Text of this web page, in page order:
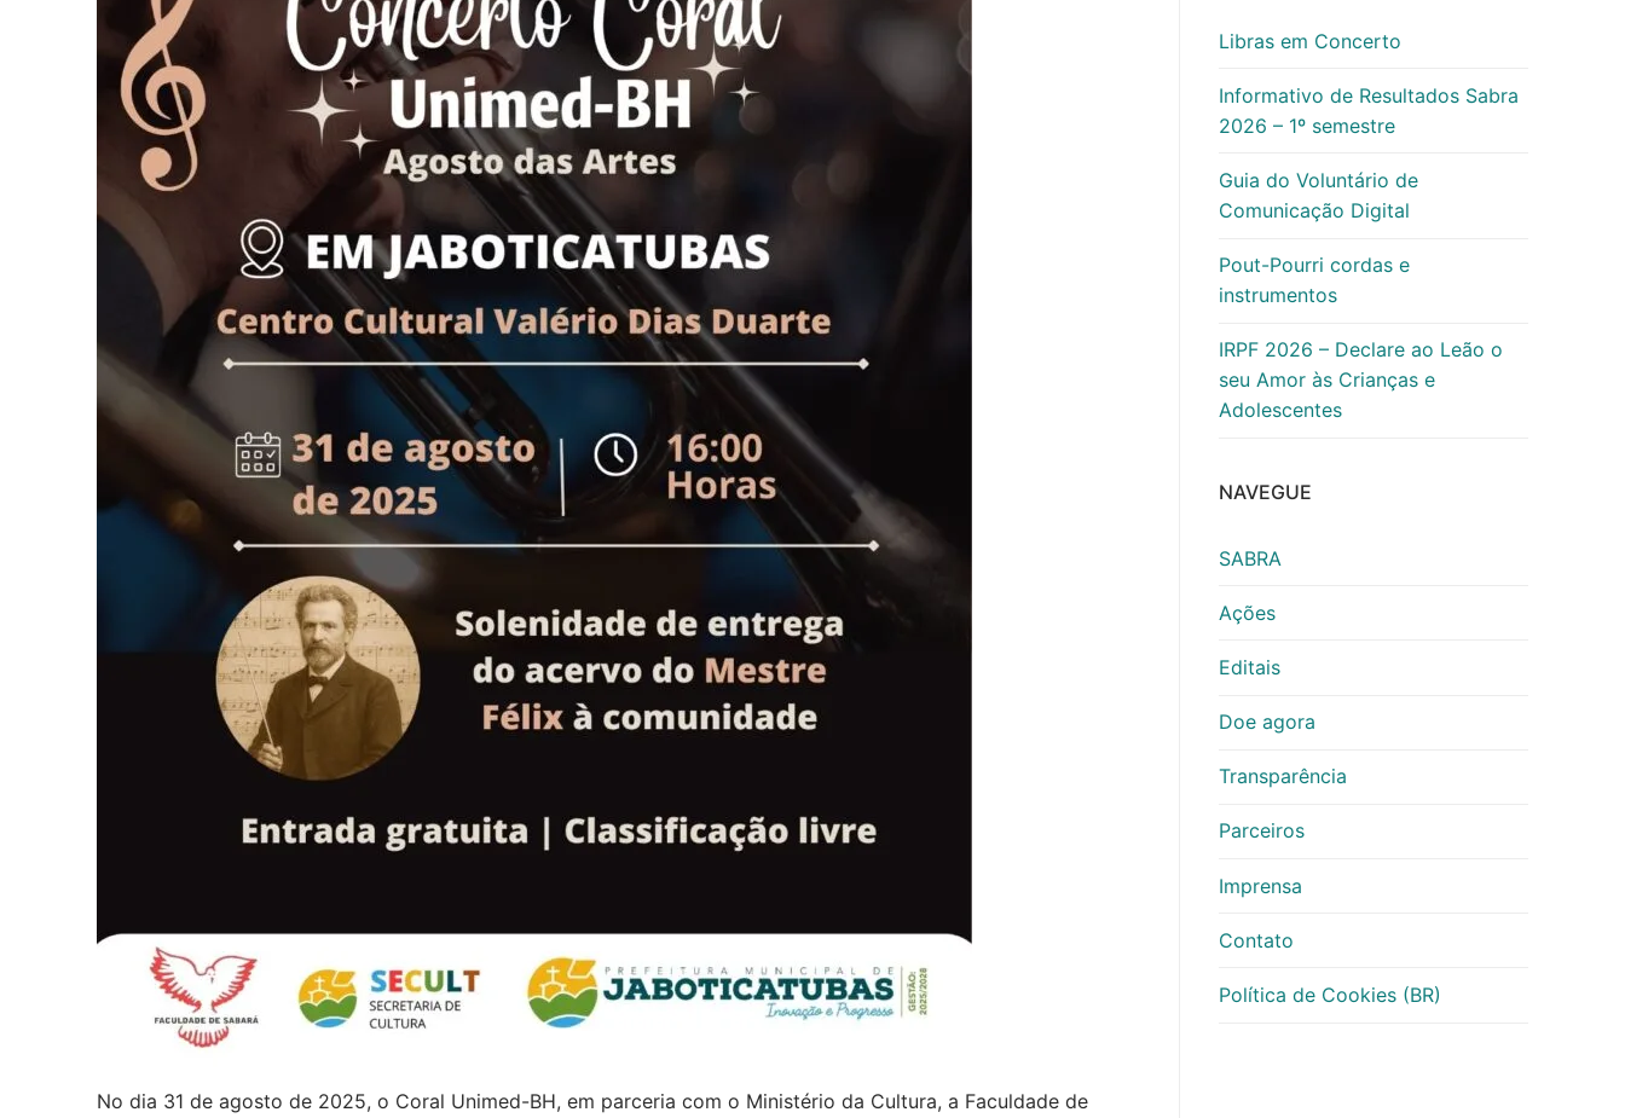
No dia 31 de agosto de 2025, o Coral Unimed-BH, em parceria com o Ministério da Cultura, a Faculdade de
Libras em Concerto
Informativo de Resultados Sabra
2026 – 1º semestre
Guia do Voluntário de
Comunicação Digital
Pout-Pourri cordas e
instrumentos
IRPF 2026 – Declare ao Leão o
seu Amor às Crianças e
Adolescentes
NAVEGUE
SABRA
Ações
Editais
Doe agora
Transparência
Parceiros
Imprensa
Contato
Política de Cookies (BR)